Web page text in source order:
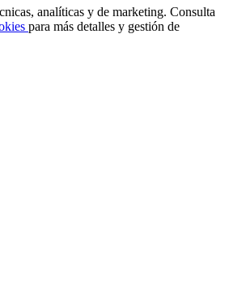
analíticas y de marketing. Consulta
para más detalles y gestión de